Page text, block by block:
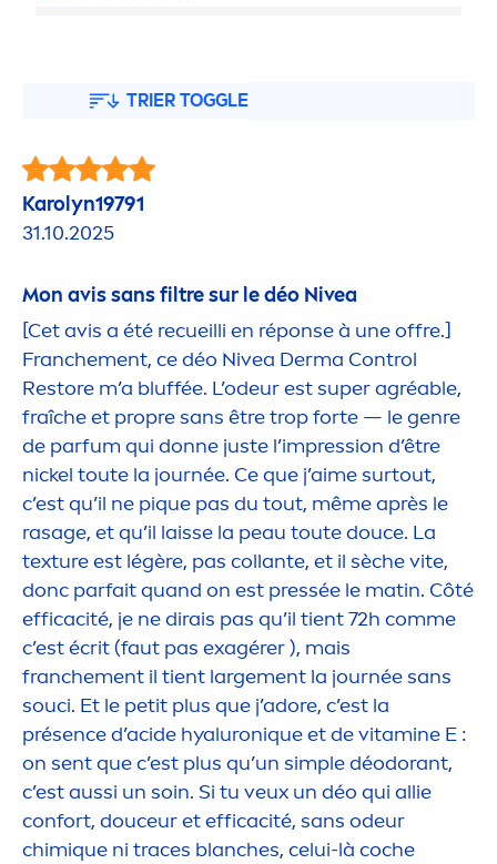
TRIER TOGGLE
Karolyn19791
31.10.2025
Mon avis sans filtre sur le déo Nivea
[Cet avis a été recueilli en réponse à une offre.]
Franchement, ce déo Nivea Derma Control
Restore m’a bluffée. L’odeur est super agréable,
fraîche et propre sans être trop forte — le genre
de parfum qui donne juste l’impression d’être
nickel toute la journée. Ce que j’aime surtout,
c’est qu’il ne pique pas du tout, même après le
rasage, et qu’il laisse la peau toute douce. La
texture est légère, pas collante, et il sèche vite,
donc parfait quand on est pressée le matin. Côté
efficacité, je ne dirais pas qu’il tient 72h comme
c’est écrit (faut pas exagérer ), mais
franchement il tient largement la journée sans
souci. Et le petit plus que j’adore, c’est la
présence d’acide hyaluronique et devitamine E :
on sent que c’est plus qu’un simple déodorant,
c’est aussi un soin. Si tu veux un déo qui allie
confort, douceur et efficacité, sans odeur
chimique ni traces blanches, celui-là coche